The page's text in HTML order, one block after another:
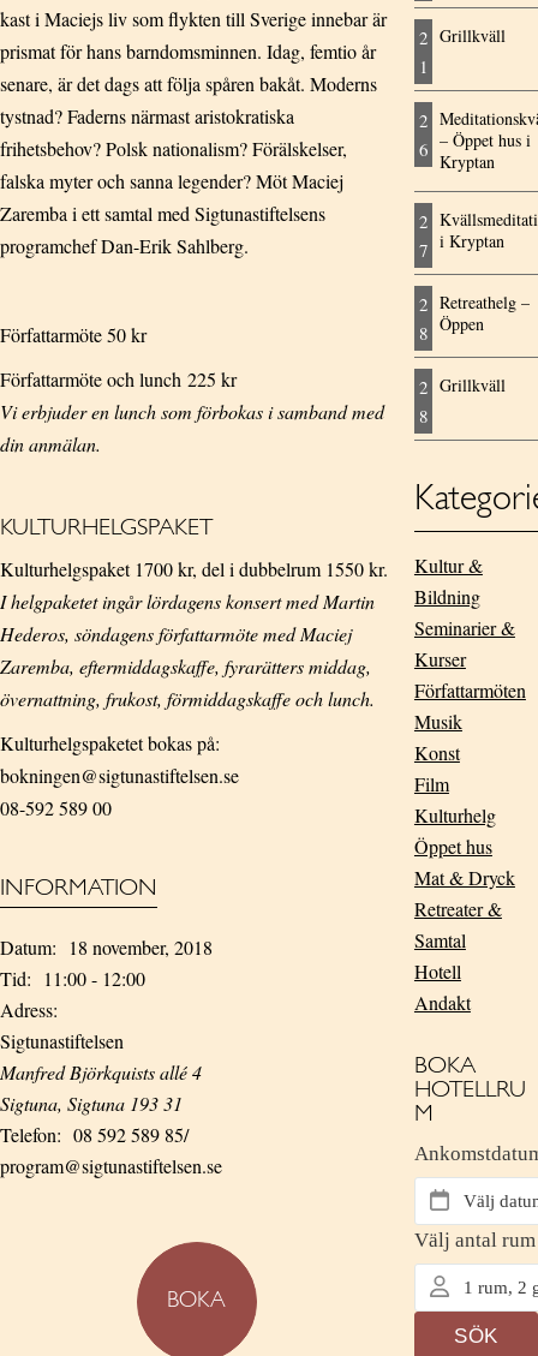
kast i Maciejs liv som flykten till Sverige innebar är
prismat för hans barndomsminnen. Idag, femtio år
senare, är det dags att följa spåren bakåt. Moderns
tystnad? Faderns närmast aristokratiska
frihetsbehov? Polsk nationalism? Förälskelser,
falska myter och sanna legender? Möt Maciej
Zaremba i ett samtal med Sigtunastiftelsens
programchef Dan-Erik Sahlberg.
Författarmöte 50 kr
Författarmöte och lunch 225 kr
Vi erbjuder en lunch som förbokas i samband med
din anmälan.
KULTURHELGSPAKET
Kulturhelgspaket 1700 kr, del i dubbelrum 1550 kr.
I helgpaketet ingår lördagens konsert med Martin
Hederos, söndagens författarmöte med Maciej
Zaremba, eftermiddagskaffe, fyrarätters middag,
övernattning, frukost, förmiddagskaffe och lunch.
Kulturhelgspaketet bokas på:
bokningen@sigtunastiftelsen.se
08-592 589 00
INFORMATION
Datum:
18 november, 2018
Tid:
11:00 - 12:00
Adress:
Sigtunastiftelsen
Manfred Björkquists allé 4
Sigtuna, Sigtuna 193 31
Telefon: 08 592 589 85/
program@sigtunastiftelsen.se
BOKA
2
1
Grillkväll
2
6 – Öppet hus i
Kryptan
2
7 i Kryptan
2
8
Retreathelg –
Öppen
2
8
Grillkväll
Kultur &
Bildning
Seminarier &
Kurser
Författarmöten
Musik
Konst
Film
Kulturhelg
Öppet hus
Mat & Dryck
Retreater &
Samtal
Hotell
Andakt
BOKA
HOTELLRU
M